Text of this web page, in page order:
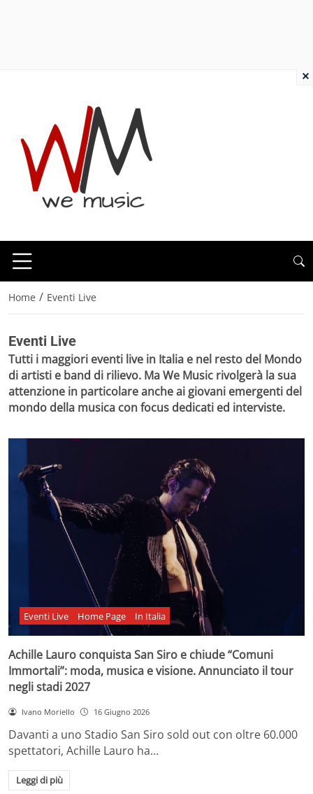
Home / Eventi Live
Eventi Live
Tutti i maggiori eventi live in Italia e nel resto del Mondo
di artisti e band di rilievo. Ma We Music rivolgerà la sua
attenzione in particolare anche ai giovani emergenti del
mondo della musica con focus dedicati ed interviste.
Eventi Live Home Page In Italia
Achille Lauro conquista San Siro e chiude “Comuni
Immortali”: moda, musica e visione. Annunciato il tour
negli stadi 2027
Ivano Moriello 16 Giugno 2026
Davanti a uno Stadio San Siro sold out con oltre 60.000
spettatori, Achille Lauro ha…
Leggi di più
×